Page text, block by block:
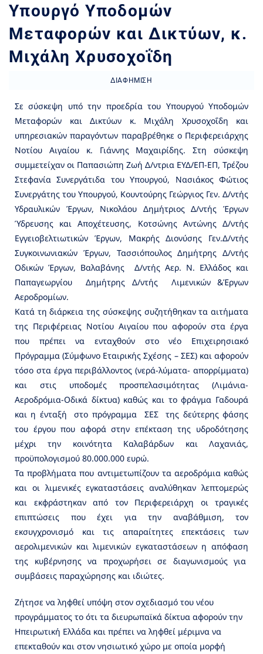
Υπουργό Υποδομών
Μεταφορών και Δικτύων, κ.
Μιχάλη Χρυσοχοΐδη
ΔΙΑΦΉΜΙΣΗ
Σε σύσκεψη υπό την προεδρία του Υπουργού Υποδομών
Μεταφορών και Δικτύων κ. Μιχάλη Χρυσοχοΐδη και
υπηρεσιακών παραγόντων παραβρέθηκε ο Περιφερειάρχης
Νοτίου Αιγαίου κ. Γιάννης Μαχαιρίδης. Στη σύσκεψη
συμμετείχαν οι Παπασιώπη Ζωή Δ/ντρια ΕΥΔ/ΕΠ-ΕΠ, Τρέζου
Στεφανία Συνεργάτιδα του Υπουργού, Νασιάκος Φώτιος
Συνεργάτης του Υπουργού, Κουντούρης Γεώργιος Γεν. Δ/ντής
Υδραυλικών Έργων, Νικολάου Δημήτριος Δ/ντής Έργων
Ύδρευσης και Αποχέτευσης, Κοτσώνης Αντώνης Δ/ντής
Εγγειοβελτιωτικών Έργων, Μακρής Διονύσης Γεν.Δ/ντής
Συγκοινωνιακών Έργων, Τασσιόπουλος Δημήτρης Δ/ντής
Οδικών Έργων, Βαλαβάνης Δ/ντής Αερ. Ν. Ελλάδος και
Παπαγεωργίου Δημήτρης Δ/ντής Λιμενικών &Έργων
Αεροδρομίων.
Κατά τη διάρκεια της σύσκεψης συζητήθηκαν τα αιτήματα
της Περιφέρειας Νοτίου Αιγαίου που αφορούν στα έργα
που πρέπει να ενταχθούν στο νέο Επιχειρησιακό
Πρόγραμμα (Σύμφωνο Εταιρικής Σχέσης – ΣΕΣ) και αφορούν
τόσο στα έργα περιβάλλοντος (νερά-λύματα- απορρίμματα)
και στις υποδομές προσπελασιμότητας (Λιμάνια-
Αεροδρόμια-Οδικά δίκτυα) καθώς και το φράγμα Γαδουρά
και η ένταξή στο πρόγραμμα ΣΕΣ της δεύτερης φάσης
του έργου που αφορά στην επέκταση της υδροδότησης
μέχρι την κοινότητα Καλαβάρδων και Λαχανιάς,
προϋπολογισμού 80.000.000 ευρώ.
Τα προβλήματα που αντιμετωπίζουν τα αεροδρόμια καθώς
και οι λιμενικές εγκαταστάσεις αναλύθηκαν λεπτομερώς
και εκφράστηκαν από τον Περιφερειάρχη οι τραγικές
επιπτώσεις που έχει για την αναβάθμιση, τον
εκσυγχρονισμό και τις απαραίτητες επεκτάσεις των
αερολιμενικών και λιμενικών εγκαταστάσεων η απόφαση
της κυβέρνησης να προχωρήσει σε διαγωνισμούς για
συμβάσεις παραχώρησης και ιδιώτες.
Ζήτησε να ληφθεί υπόψη στον σχεδιασμό του νέου
προγράμματος το ότι τα διευρωπαϊκά δίκτυα αφορούν την
Ηπειρωτική Ελλάδα και πρέπει να ληφθεί μέριμνα να
επεκταθούν και στον νησιωτικό χώρο με οποία μορφή